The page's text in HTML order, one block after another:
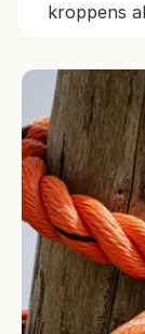
kroppens